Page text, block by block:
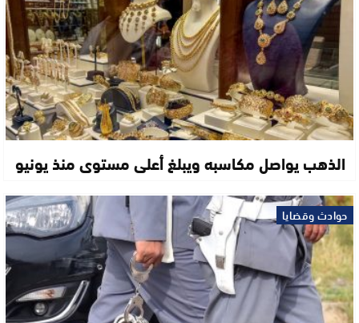
الذهب يواصل مكاسبه ويبلغ أعلى مستوى منذ يونيو
حوادث وقضايا